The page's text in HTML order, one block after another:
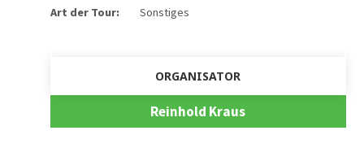
Art der Tour: Sonstiges
ORGANISATOR
Reinhold Kraus